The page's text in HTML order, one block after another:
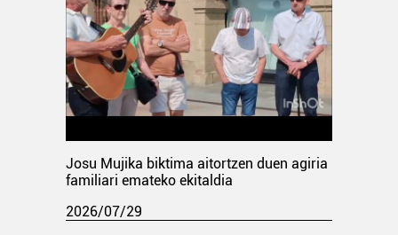
Josu Mujika biktima aitortzen duen agiria
familiari emateko ekitaldia
2026/07/29